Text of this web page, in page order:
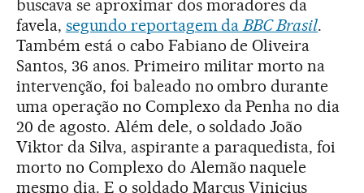
buscava se aproximar dos moradores da
favela, segundo reportagem da BBC Brasil.
Também está o cabo Fabiano de Oliveira
Santos, 36 anos. Primeiro militar morto na
intervenção, foi baleado no ombro durante
uma operação no Complexo da Penha no dia
20 de agosto. Além dele, o soldado João
Viktor da Silva, aspirante a paraquedista, foi
morto no Complexo do Alemão naquele
mesmo dia. E o soldado Marcus Vinicius